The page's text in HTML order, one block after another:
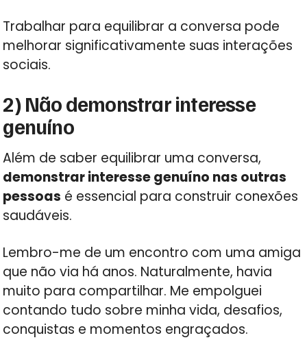
Trabalhar para equilibrar a conversa pode
melhorar significativamente suas interações
sociais.
2) Não demonstrar interesse
genuíno
Além de saber equilibrar uma conversa,
demonstrar interesse genuíno nas outras
pessoas é essencial para construir conexões
saudáveis.
Lembro-me de um encontro com uma amiga
que não via há anos. Naturalmente, havia
muito para compartilhar. Me empolguei
contando tudo sobre minha vida, desafios,
conquistas e momentos engraçados.